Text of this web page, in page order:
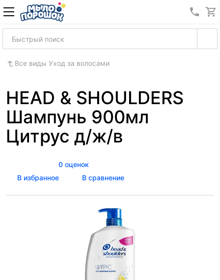
8
Все виды Уход за волосами
HEAD & SHOULDERS
Шампунь 900мл
Цитрус д/ж/в
0 оценок
В избранное
В сравнение